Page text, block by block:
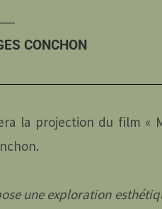
CONCHON
la projection du film «
une exploration